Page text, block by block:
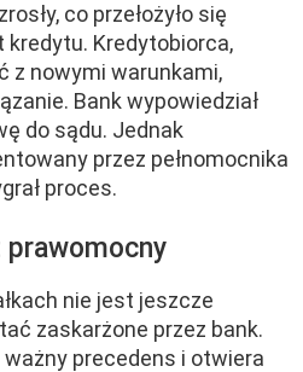
co przełożyło się
Kredytobiorca,
z nowymi warunkami,
Bank wypowiedział
do sądu. Jednak
przez pełnomocnika
proces.
prawomocny
nie jest jeszcze
zaskarżone przez bank.
precedens i otwiera